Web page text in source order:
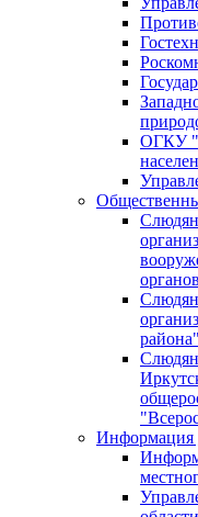
ОГКУ
органов
района"
Информация